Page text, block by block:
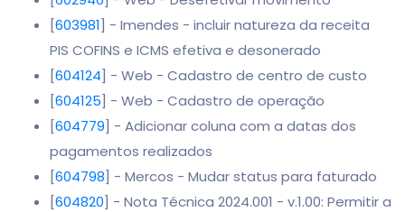
[603981] - Imendes - incluir natureza da receita
PIS COFINS e ICMS efetiva e desonerado
[604124] - Web - Cadastro de centro de custo
[604125] - Web - Cadastro de operação
[604779] - Adicionar coluna com a datas dos
pagamentos realizados
[604798] - Mercos - Mudar status para faturado
[604820] - Nota Técnica 2024.001 - v.1.00: Permitir a